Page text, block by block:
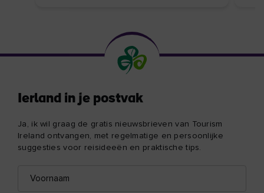
Ierland in je postvak
Ja, ik wil graag de gratis nieuwsbrieven van Tourism
Ireland ontvangen, met regelmatige en persoonlijke
suggesties voor reisideeën en praktische tips.
mailadres